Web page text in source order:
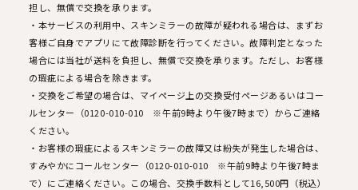
担し、無償で交換を承ります。
・本サービスの利用中、スキンミラーの故障が疑われる場合は、まずお
客様ご自身でアプリにて故障診断を行ってください。故障判定となった
場合には当社が送料を負担し、無償で交換を承ります。ただし、お客様
の瑕疵による場合を除きます。
・交換をご希望の場合は、マイページ上の交換受付ページあるいはコー
ルセンター（0120-010-010 ※午前9時より午後7時まで）からご連絡
ください。
・お客様の瑕疵によるスキンミラーの故障又は紛失が発生した場合は、
すみやかにコールセンター（0120-010-010 ※午前9時より午後7時ま
で）にご連絡ください。この場合、交換手数料として16,500円（税込）